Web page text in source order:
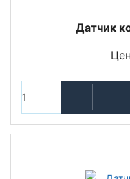
Датчик